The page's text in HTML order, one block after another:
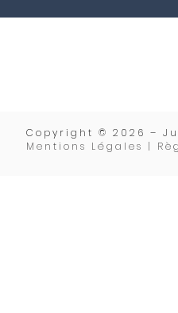
Copyrigh t © 2026 –
Mentions Légales |